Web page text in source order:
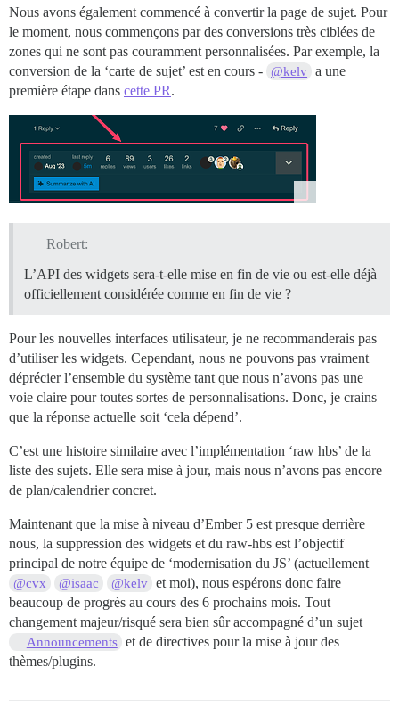
Nous avons également commencé à convertir la page de sujet. Pour
le moment, nous commençons par des conversions très ciblées de
zones qui ne sont pas couramment personnalisées. Par exemple, la
conversion de la ‘carte de sujet’ est en cours - @kelv a une
première étape dans cette PR.
Robert:
L’API des widgets sera-t-elle mise en fin de vie ou est-elle déjà
officiellement considérée comme en fin de vie ?
Pour les nouvelles interfaces utilisateur, je ne recommanderais pas
d’utiliser les widgets. Cependant, nous ne pouvons pas vraiment
déprécier l’ensemble du système tant que nous n’avons pas une
voie claire pour toutes sortes de personnalisations. Donc, je crains
que la réponse actuelle soit ‘cela dépend’.
C’est une histoire similaire avec l’implémentation ‘raw hbs’ de la
liste des sujets. Elle sera mise à jour, mais nous n’avons pas encore
de plan/calendrier concret.
Maintenant que la mise à niveau d’Ember 5 est presque derrière
nous, la suppression des widgets et du raw-hbs est l’objectif
principal de notre équipe de ‘modernisation du JS’ (actuellement
@cvx @isaac @kelv et moi), nous espérons donc faire
beaucoup de progrès au cours des 6 prochains mois. Tout
changement majeur/risqué sera bien sûr accompagné d’un sujet
Announcements et de directives pour la mise à jour des
thèmes/plugins.